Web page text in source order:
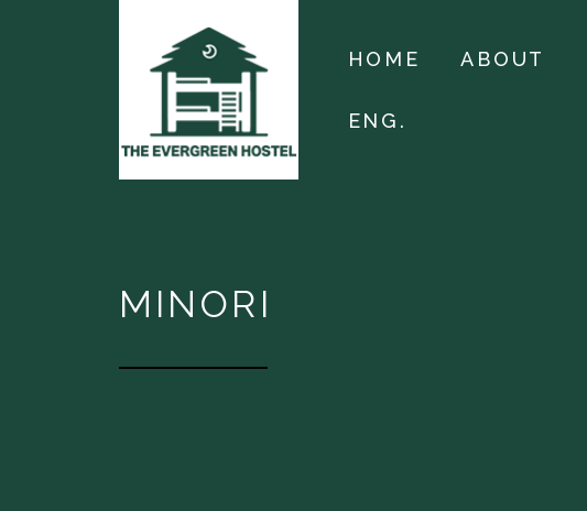
HOME ABOUT
ENG.
MINORI